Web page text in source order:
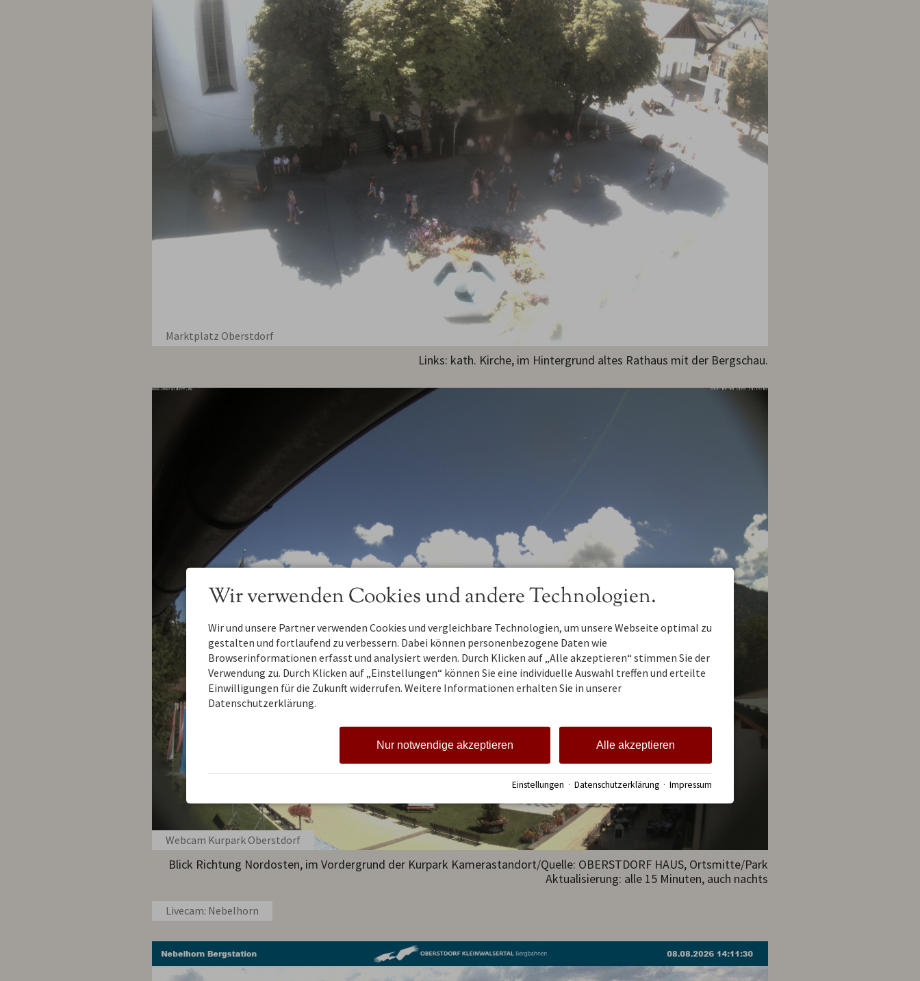
Marktplatz Oberstdorf
Links: kath. Kirche, im Hintergrund altes Rathaus mit der Bergschau.
Webcam Kurpark Oberstdorf
Blick Richtung Nordosten, im Vordergrund der Kurpark Kamerastandort/Quelle: OBERSTDORF HAUS, Ortsmitte/Park
Aktualisierung: alle 15 Minuten, auch nachts
Livecam: Nebelhorn
Wir verwenden Cookies und andere Technologien.
Wir und unsere Partner verwenden Cookies und vergleichbare Technologien, um unsere Webseite optimal zu
gestalten und fortlaufend zu verbessern. Dabei können personenbezogene Daten wie
Browserinformationen erfasst und analysiert werden. Durch Klicken auf „Alle akzeptieren“ stimmen Sie der
Verwendung zu. Durch Klicken auf „Einstellungen“ können Sie eine individuelle Auswahl treffen und erteilte
Einwilligungen für die Zukunft widerrufen. Weitere Informationen erhalten Sie in unserer
Datenschutzerklärung.
Alle akzeptieren
Nur notwendige akzeptieren
Einstellungen · Datenschutzerklärung · Impressum